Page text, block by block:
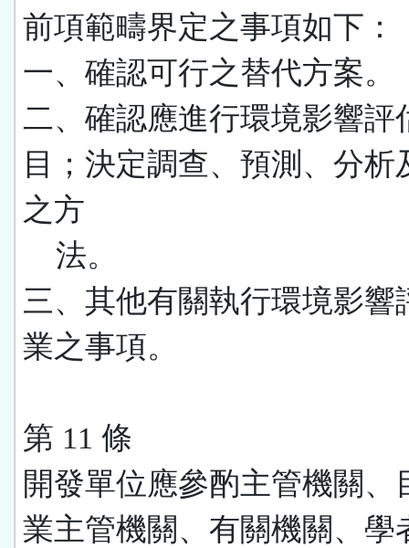
前項範疇界定之事項如下：
一、確認可行之替代方案。
二、確認應進行環境影響評
目；決定調查、預測、分析
之方
法。
三、其他有關執行環境影響
業之事項。
第 11 條
開發單位應參酌主管機關、
業主管機關、有關機關、學